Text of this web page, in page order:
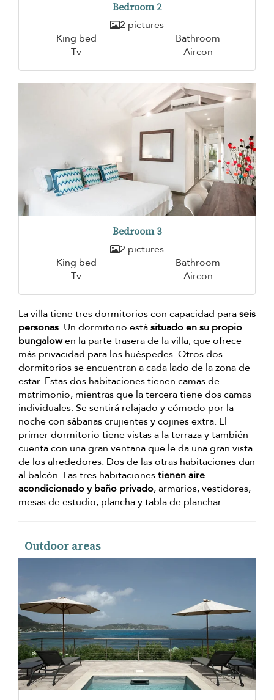
Bedroom 2
2 pictures
King bed
Bathroom
Tv
Aircon
Bedroom 3
2 pictures
King bed
Bathroom
Tv
Aircon
La villa tiene tres dormitorios con capacidad paraseis
personas. Un dormitorio estásituado en su propio
bungalowen la parte trasera de la villa, que ofrece
más privacidad para los huéspedes. Otros dos
dormitorios se encuentran a cada lado de la zona de
estar. Estas dos habitaciones tienen camas de
matrimonio, mientras que la tercera tiene dos camas
individuales. Se sentirá relajado y cómodo por la
noche con sábanas crujientes y cojines extra. El
primer dormitorio tiene vistas a la terraza y también
cuenta con una gran ventana que le da una gran vista
de los alrededores. Dos de las otras habitaciones dan
al balcón. Las tres habitacionestienen aire
acondicionado y baño privado, armarios, vestidores,
mesas de estudio, plancha y tabla de planchar.
Outdoor areas